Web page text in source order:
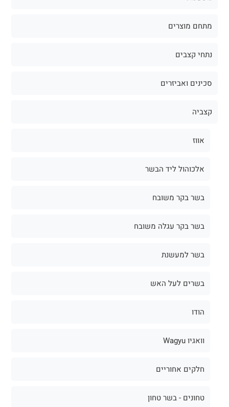
מתחם מוצרים
נתחי קצבים
סכינים ואביזרים
קצביה
אווז
אלכוהול ליד הבשר
בשר בקר משובח
בשר בקר עגלה משובח
בשר למעשנת
בשרים לעל האש
הודו
וואגיו Wagyu
חלקים אחוריים
טחונים - בשר טחון